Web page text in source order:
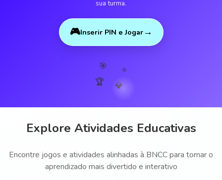
sua turma.
🎮Inserir PIN e Jogar→
🎯
⭐
🏆
💎
Explore Atividades Educativas
Encontre jogos e atividades alinhadas à BNCC para tornar o
aprendizado mais divertido e interativo